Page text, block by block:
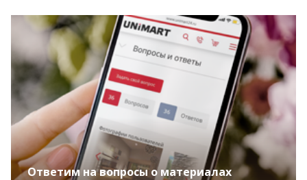
Ответим на вопросы о материалах